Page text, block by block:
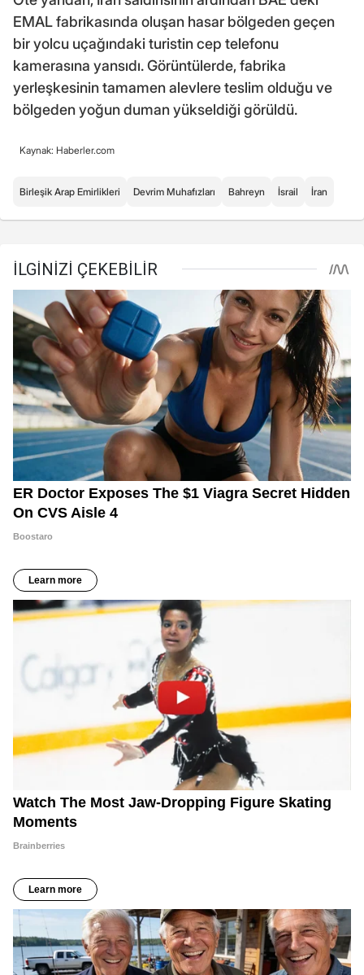
EMAL fabrikasında oluşan hasar bölgeden geçen
bir yolcu uçağındaki turistin cep telefonu
kamerasına yansıdı. Görüntülerde, fabrika
yerleşkesinin tamamen alevlere teslim olduğu ve
bölgeden yoğun duman yükseldiği görüldü.
Kaynak: Haberler.com
Birleşik Arap Emirlikleri Devrim Muhafızları Bahreyn İsrail İran